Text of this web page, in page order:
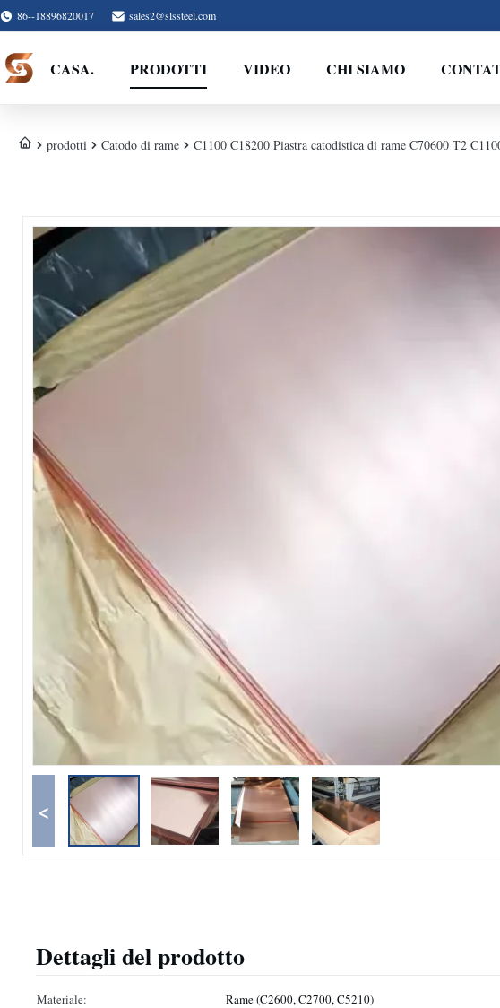
86--18896820017 sales2@slssteel.com
CASA. PRODOTTI VIDEO CHI SIAMO
prodotti Catodo di rame C1100 C18200 Piastra catodistica di rame C70600 T2
<
Dettagli del prodotto
Materiale: Rame (C2600, C2700, C5210)